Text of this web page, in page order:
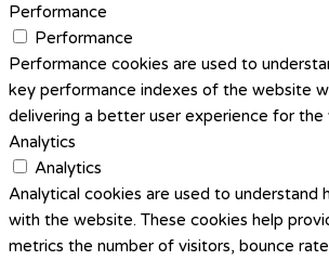
Performance
Performance
Performance cookies are used to
key performance indexes of the website
delivering a better user experience for the
Analytics
Analytics
Analytical cookies are used to understand
with the website. These cookies help
metrics the number of visitors, bounce